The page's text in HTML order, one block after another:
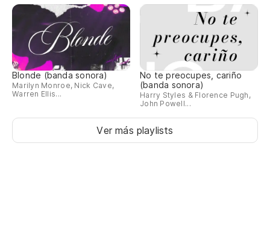
Blonde (banda sonora)
Marilyn Monroe, Nick Cave,
Warren Ellis...
No te preocupes, cariño
(banda sonora)
Harry Styles & Florence Pugh,
John Powell...
Ver más playlists